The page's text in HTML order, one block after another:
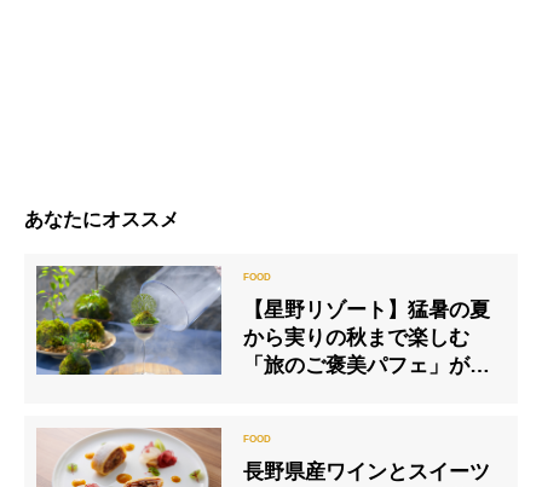
あなたにオススメ
【星野リゾート】猛暑の夏
から実りの秋まで楽しむ
「旅のご褒美パフェ」が登
長野県産ワインとスイーツ